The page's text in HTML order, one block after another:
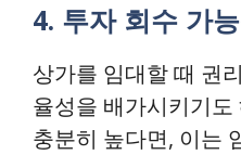
4. 투자 회수 가
상가를 임대할 때 권
율성을 배가시키기
충분히 높다면, 이는